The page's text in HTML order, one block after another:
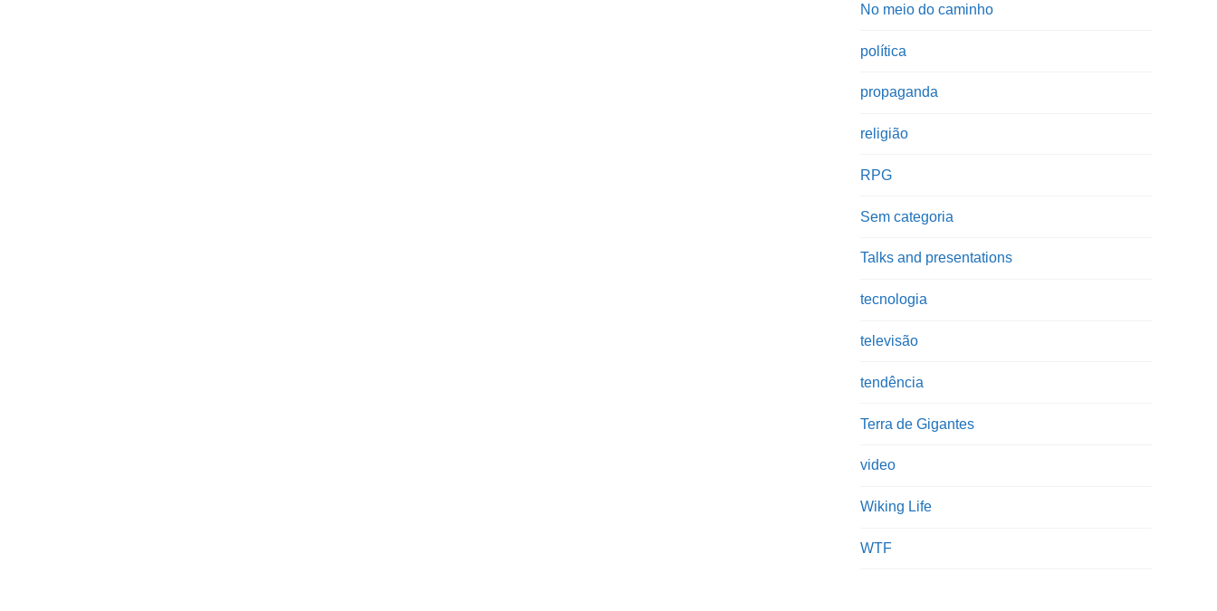
No meio do caminho
política
propaganda
religião
RPG
Sem categoria
Talks and presentations
tecnologia
televisão
tendência
Terra de Gigantes
video
Wiking Life
WTF